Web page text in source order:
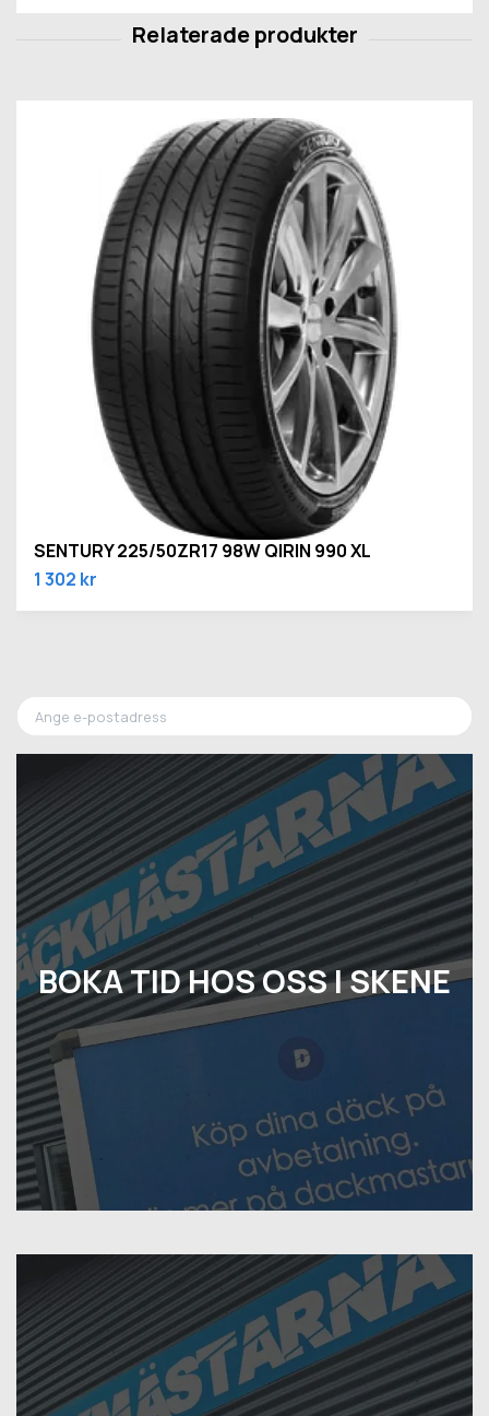
BOKA TID HOS OSS I SKENE
SENTURY 225/50ZR17 98W QIRIN 990 XL
1 302 kr